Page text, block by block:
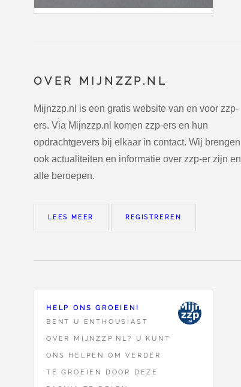
OVER MIJNZZP.NL
Mijnzzp.nl is een gratis website van en voor zzp-
ers. Via Mijnzzp.nl komen zzp-ers en hun
opdrachtgevers bij elkaar in contact. Wij brengen
ook actualiteiten en informatie over zzp-er zijn en
alle beroepen.
LEES MEER REGISTREREN
HELP ONS GROEIEN!
BENT U ENTHOUSIAST
OVER MIJNZZP.NL? U KUNT
ONS HELPEN OM VERDER
TE GROEIEN DOOR DEZE